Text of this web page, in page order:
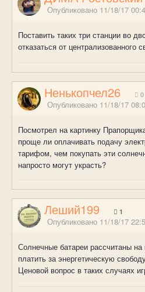
Опубликовано 11/18/17
Поставить таких три станции во
отказаться от централизованного
Ненькопчел26 0
Опубликовано 11/18/17
Посмотрел на картинку
проще ли оплачивать подачу
тарифом, чем покупать эти
напросто могут украсть?
Леший199 1
Опубликовано 11/18/17
Солнечные батареи рассчитаны на
платить за энергетическую
Ценовой вопрос в таких случаях